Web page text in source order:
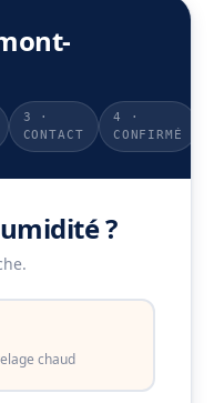
3 ·
CONTACT
4 ·
CONFIRMÉ
?
chaud